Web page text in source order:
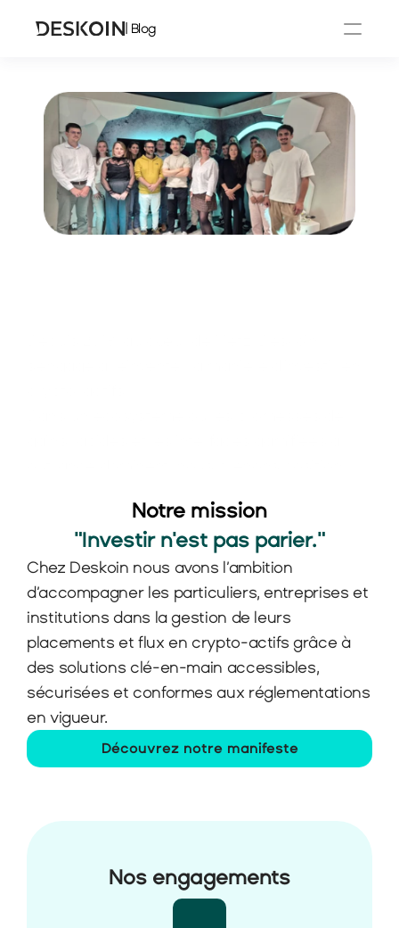
| Blog
Notre mission
"Investir n'est pas parier."
Chez Deskoin nous avons l’ambition
d’accompagner les particuliers, entreprises et
institutions dans la gestion de leurs
placements et flux en crypto-actifs grâce à
des solutions clé-en-main accessibles,
sécurisées et conformes aux réglementations
en vigueur.
Découvrez notre manifeste
Nos engagements
un simple jeu, à un pari.